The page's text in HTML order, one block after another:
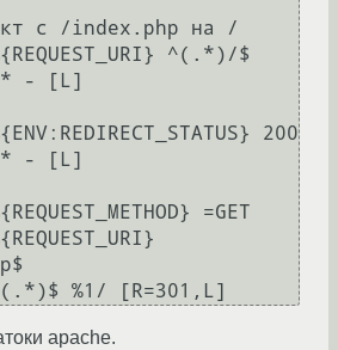
с /index.php на /
apache.